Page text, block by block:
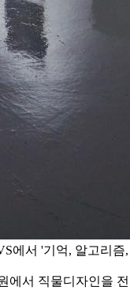
에서 '기억, 알고리
에서 직물디자인을